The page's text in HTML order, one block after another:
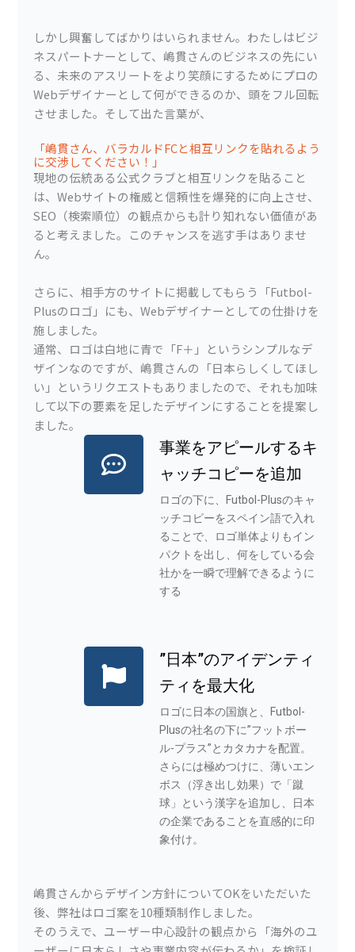
しかし興奮してばかりはいられません。わたしはビジ
ネスパートナーとして、嶋貫さんのビジネスの先にい
る、未来のアスリートをより笑顔にするためにプロの
Webデザイナーとして何ができるのか、頭をフル回転
させました。そして出た言葉が、
「嶋貫さん、バラカルドFCと相互リンクを貼れるよう
に交渉してください！」
現地の伝統ある公式クラブと相互リンクを貼ること
は、Webサイトの権威と信頼性を爆発的に向上させ、
SEO（検索順位）の観点からも計り知れない価値があ
ると考えました。このチャンスを逃す手はありませ
ん。
さらに、相手方のサイトに掲載してもらう「Futbol-
Plusのロゴ」にも、Webデザイナーとしての仕掛けを
施しました。
通常、ロゴは白地に青で「F＋」というシンプルなデ
ザインなのですが、嶋貫さんの「日本らしくしてほし
い」というリクエストもありましたので、それも加味
して以下の要素を足したデザインにすることを提案し
ました。
事業をアピールするキ
ャッチコピーを追加
ロゴの下に、Futbol-Plusのキャ
ッチコピーをスペイン語で入れ
ることで、ロゴ単体よりもイン
パクトを出し、何をしている会
社かを一瞬で理解できるように
する
”日本”のアイデンティ
ティを最大化
ロゴに日本の国旗と、Futbol-
Plusの社名の下に”フットボー
ル-プラス”とカタカナを配置。
さらには極めつけに、薄いエン
ボス（浮き出し効果）で「蹴
球」という漢字を追加し、日本
の企業であることを直感的に印
象付け。
嶋貫さんからデザイン方針についてOKをいただいた
後、弊社はロゴ案を10種類制作しました。
そのうえで、ユーザー中心設計の観点から「海外のユ